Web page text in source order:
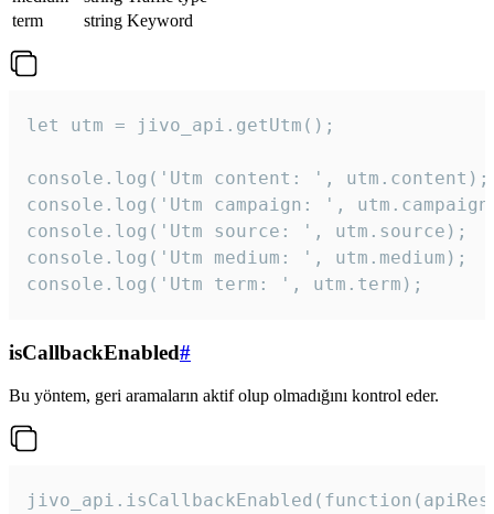
term
string Keyword
let utm = jivo_api.getUtm();
console.log('Utm content: ', utm.content);
console.log('Utm campaign: ',
console.log('Utm source: ', utm.source);
console.log('Utm medium: ', utm.medium);
console.log('Utm term: ', utm.term);
isCallbackEnabled#
Bu yöntem, geri aramaların aktif olup olmadığını kontrol eder.